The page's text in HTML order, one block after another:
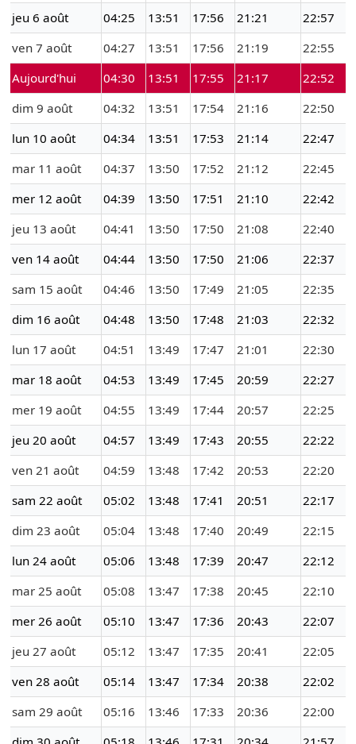
jeu 6 août
04:25 13:51 17:56 21:21
22:57
ven 7 août
04:27 13:51 17:56 21:19
22:55
Aujourd'hui
04:30 13:51 17:55 21:17
22:52
dim 9 août
04:32 13:51 17:54 21:16
22:50
lun 10 août
04:34 13:51 17:53 21:14
22:47
mar 11 août
04:37 13:50 17:52 21:12
22:45
mer 12 août
04:39 13:50 17:51 21:10
22:42
jeu 13 août
04:41 13:50 17:50 21:08
22:40
ven 14 août
04:44 13:50 17:50 21:06
22:37
sam 15 août
04:46 13:50 17:49 21:05
22:35
dim 16 août
04:48 13:50 17:48 21:03
22:32
lun 17 août
04:51 13:49 17:47 21:01
22:30
mar 18 août
04:53 13:49 17:45 20:59
22:27
mer 19 août
04:55 13:49 17:44 20:57
22:25
jeu 20 août
04:57 13:49 17:43 20:55
22:22
ven 21 août
04:59 13:48 17:42 20:53
22:20
sam 22 août
05:02 13:48 17:41 20:51
22:17
dim 23 août
05:04 13:48 17:40 20:49
22:15
lun 24 août
05:06 13:48 17:39 20:47
22:12
mar 25 août
05:08 13:47 17:38 20:45
22:10
mer 26 août
05:10 13:47 17:36 20:43
22:07
jeu 27 août
05:12 13:47 17:35 20:41
22:05
ven 28 août
05:14 13:47 17:34 20:38
22:02
sam 29 août
05:16 13:46 17:33 20:36
22:00